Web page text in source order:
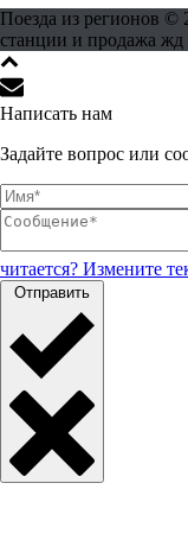
Поезда из регионов ©
станции и продажа жд
Написать нам
Задайте вопрос или
читается? Измените
Отправить